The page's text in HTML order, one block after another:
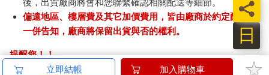
後，出貨廠商將會和您聯繫確認相關配送等細節。
偏遠地區、樓層費及其它加價費用，皆由廠商於約定配送時
一併告知，廠商將保留出貨與否的權利。
提醒您！！
金石堂及銀行均不會請您操作ATM! 如接獲電話要求您前往
立即結帳 加入購物車
日
員